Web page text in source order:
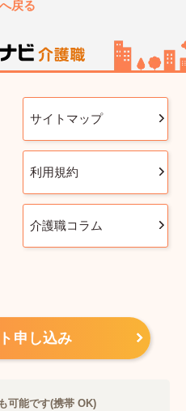
戻る
サイトマップ
利用規約
介護職コラム
申し込み
可能です(携帯 OK)